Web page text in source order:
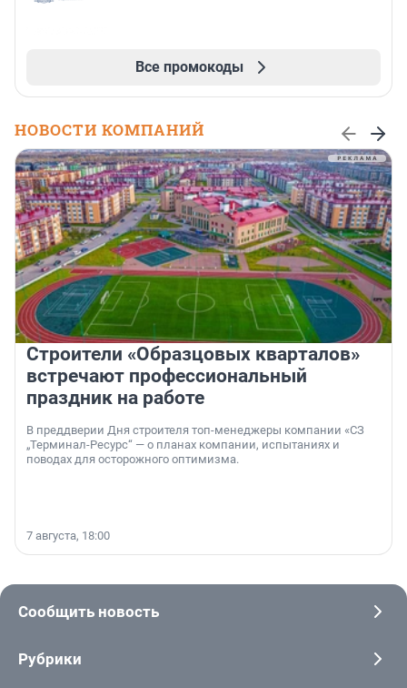
Все промокоды
НОВОСТИ КОМПАНИЙ
Строители «Образцовых кварталов»
встречают профессиональный
праздник на работе
В преддверии Дня строителя топ-менеджеры компании «СЗ
„Терминал-Ресурс“ — о планах компании, испытаниях и
поводах для осторожного оптимизма.
7 августа, 18:00
Сообщить новость
Рубрики